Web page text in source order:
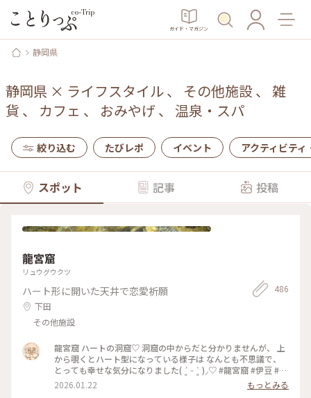
ガイド・マガジン
静岡県
静岡県 × ライフスタイル、 その他施設、 雑
貨 、 カフェ 、 おみやげ 、 温泉・スパ
絞り込む たびレポ イベント アクティビティ
スポット 記事 投稿
龍宮窟
リュウグウクツ
ハート形に開いた天井で恋愛祈願
下田
その他施設
486
龍宮窟 ハートの洞窟♡ 洞窟の中からだと分かりませんが、 上
から覗くとハート型になっている様子は なんとも不思議で、
とっても幸せな気分になりました( ´͈ ᵕ `͈ )◞♡ #龍宮窟 #伊豆 #ハ
ートの洞窟 #開運旅
2026.01.22
もっとみる